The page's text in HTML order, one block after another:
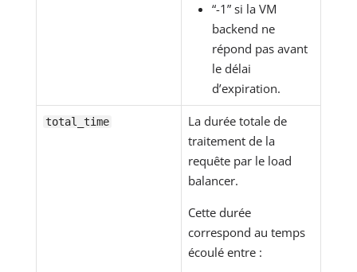
“-1” si la VM
backend ne
répond pas avant
le délai
d’expiration.
total_time
La durée totale de
traitement de la
requête par le load
balancer.
Cette durée
correspond au temps
écoulé entre :